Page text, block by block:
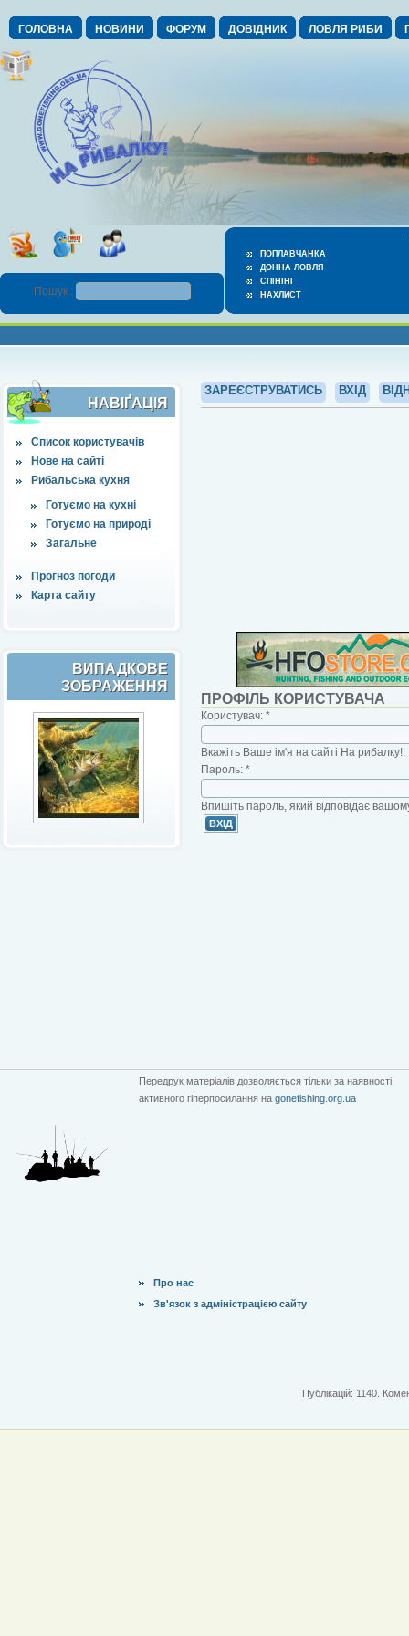
ГОЛОВНА НОВИНИ ФОРУМ ДОВІДНИК ЛОВЛЯ РИБИ
ПОПЛАВЧАНКА
ДОННА ЛОВЛЯ
СПІНІНГ
НАХЛИСТ
Пошук :
НАВІҐАЦІЯ
Список користувачів
Нове на сайті
Рибальська кухня
Готуємо на кухні
Готуємо на природі
Загальне
Прогноз погоди
Карта сайту
ВИПАДКОВЕ
ЗОБРАЖЕННЯ
ЗАРЕЄСТРУВАТИСЬ ВХІД
ПРОФІЛЬ КОРИСТУВАЧА
Користувач: *
Вкажіть Ваше ім'я на сайті На рибалку!.
Пароль: *
Впишіть пароль, який відповідає
Передрук матеріалів дозволяється тільки за наявності
активного гіперпосилання на gonefishing.org.ua
Про нас
Зв'язок з адміністрацією сайту
Публікацій: 1140.